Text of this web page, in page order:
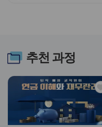
추천 과정
관
심
아
이
콘